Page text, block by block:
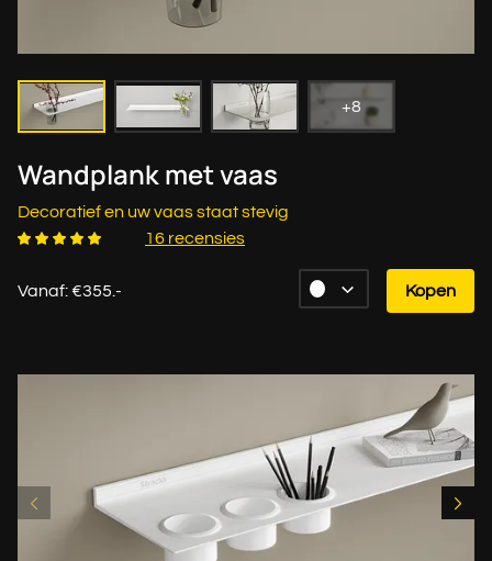
+8
Wandplank met vaas
Decoratief en uw vaas staat stevig
16 recensies
Vanaf: €355.- Kopen